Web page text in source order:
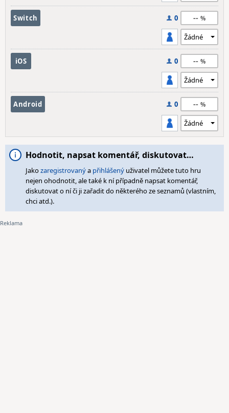
Switch 0 --
iOS 0 --
Android 0 --
Hodnotit, napsat komentář, diskutovat…
Jakozaregistrovanýa přihlášený uživatel můžete tuto hru
nejen ohodnotit, ale také k ní případně napsat komentář,
diskutovat o ní či ji zařadit do některého ze seznamů (vlastním,
chci atd.).